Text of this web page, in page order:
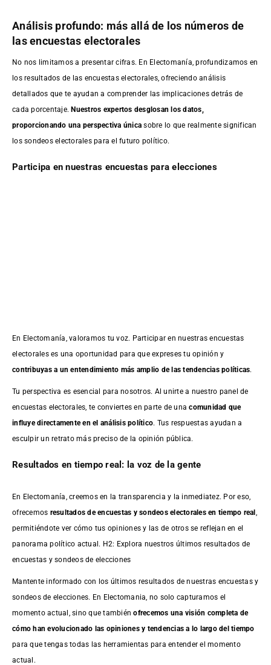
Análisis profundo: más allá de los números de
las encuestas electorales
No nos limitamos a presentar cifras. En Electomanía, profundizamos en
los resultados de las encuestas electorales, ofreciendo análisis
detallados que te ayudan a comprender las implicaciones detrás de
cada porcentaje.Nuestros expertos desglosan los datos,
proporcionando una perspectiva única sobre lo que realmente significan
los sondeos electorales para el futuro político.
Participa en nuestras encuestas para elecciones
En Electomanía, valoramos tu voz. Participar en nuestras encuestas
electorales es una oportunidad para que expreses tu opinión y
contribuyas a un entendimiento más amplio de las tendencias políticas.
Tu perspectiva es esencial para nosotros. Al unirte a nuestro panel de
encuestas electorales, te conviertes en parte de unacomunidad que
influye directamente en el análisis político. Tus respuestas ayudan a
esculpir un retrato más preciso de la opinión pública.
Resultados en tiempo real: la voz de la gente
En Electomanía, creemos en la transparencia y la inmediatez. Por eso,
ofrecemos resultados deencuestas y sondeos electorales en tiempo real
permitiéndote ver cómo tus opiniones y las de otros se reflejan en el
panorama político actual. H2: Explora nuestros últimos resultados de
encuestas y sondeos de elecciones
Mantente informado con los últimos resultados de nuestras encuestasy
sondeos de elecciones. En Electomania, no solo capturamos el
momento actual, sino que tambiénofrecemos una visión completa de
cómo han evolucionado las opiniones y tendencias a lo largo del tiempo
para que tengas todas las herramientas para entender el momento
actual.